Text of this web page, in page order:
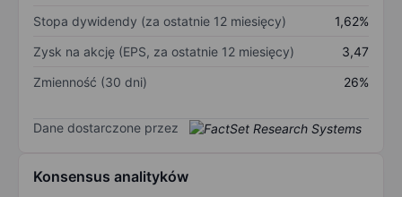
Stopa dywidendy (za ostatnie 12 miesięcy)
1,62%
Zysk na akcję (EPS, za ostatnie 12 miesięcy)
3,47
Zmienność (30 dni)
26%
Dane dostarczone przez
Konsensus analityków